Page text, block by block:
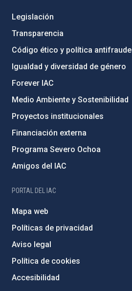
Legislación
Transparencia
Código ético y política antifraude
Igualdad y diversidad de género
Forever IAC
Medio Ambiente y Sostenibilidad
Proyectos institucionales
Financiación externa
Programa Severo Ochoa
Amigos del IAC
PORTAL DEL IAC
Mapa web
Políticas de privacidad
Aviso legal
Política de cookies
Accesibilidad